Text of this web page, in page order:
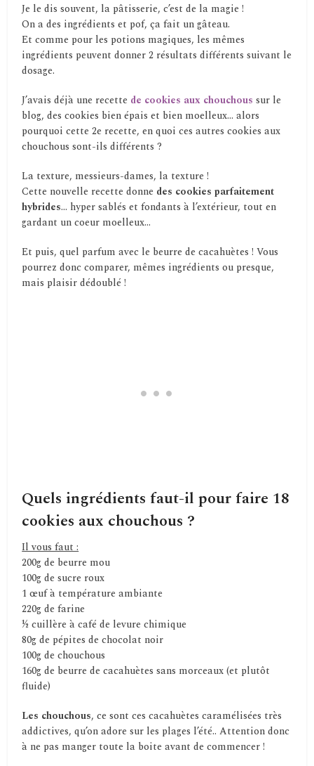
Je le dis souvent, la pâtisserie, c’est de la magie !
On a des ingrédients et pof, ça fait un gâteau.
Et comme pour les potions magiques, les mêmes
ingrédients peuvent donner 2 résultats différents suivant le
dosage.
J’avais déjà une recette de cookies aux chouchous sur le
blog, des cookies bien épais et bien moelleux… alors
pourquoi cette 2e recette, en quoi ces autres cookies aux
chouchous sont-ils différents ?
La texture, messieurs-dames, la texture !
Cette nouvelle recette donne des cookies parfaitement
hybrides… hyper sablés et fondants à l’extérieur, tout en
gardant un coeur moelleux…
Et puis, quel parfum avec le beurre de cacahuètes ! Vous
pourrez donc comparer, mêmes ingrédients ou presque,
mais plaisir dédoublé !
Quels ingrédients faut-il pour faire 18
cookies aux chouchous ?
Il vous faut :
200g de beurre mou
100g de sucre roux
1 œuf à température ambiante
220g de farine
½ cuillère à café de levure chimique
80g de pépites de chocolat noir
100g de chouchous
160g de beurre de cacahuètes sans morceaux (et plutôt
fluide)
Les chouchous, ce sont ces cacahuètes caramélisées très
addictives, qu’on adore sur les plages l’été.. Attention donc
à ne pas manger toute la boite avant de commencer !